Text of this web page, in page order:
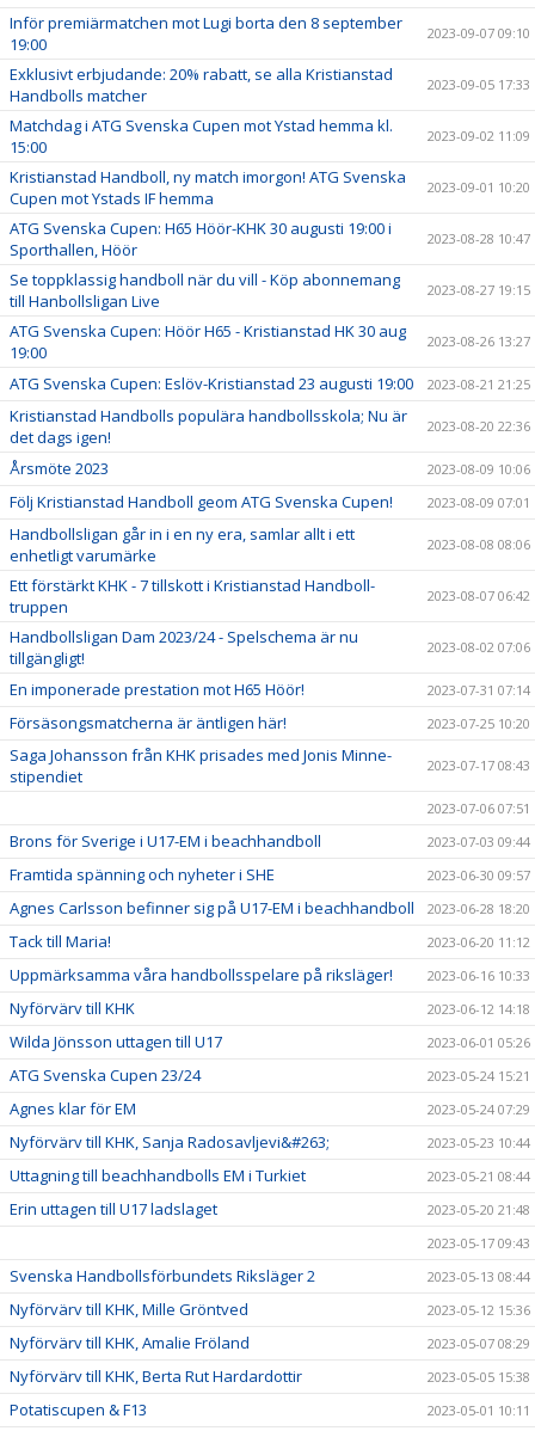
Inför premiärmatchen mot Lugi borta den 8 september
19:00
2023-09-07 09:10
Exklusivt erbjudande: 20% rabatt, se alla Kristianstad
Handbolls matcher
2023-09-05 17:33
Matchdag i ATG Svenska Cupen mot Ystad hemma kl.
15:00
2023-09-02 11:09
Kristianstad Handboll, ny match imorgon! ATG Svenska
Cupen mot Ystads IF hemma
2023-09-01 10:20
ATG Svenska Cupen: H65 Höör-KHK 30 augusti 19:00 i
Sporthallen, Höör
2023-08-28 10:47
Se toppklassig handboll när du vill - Köp abonnemang
till Hanbollsligan Live
2023-08-27 19:15
ATG Svenska Cupen: Höör H65 - Kristianstad HK 30 aug
19:00
2023-08-26 13:27
ATG Svenska Cupen: Eslöv-Kristianstad 23 augusti 19:00 2023-08-21 21:25
Kristianstad Handbolls populära handbollsskola; Nu är
det dags igen!
2023-08-20 22:36
Årsmöte 2023 2023-08-09 10:06
Följ Kristianstad Handboll geom ATG Svenska Cupen! 2023-08-09 07:01
Handbollsligan går in i en ny era, samlar allt i ett
enhetligt varumärke
2023-08-08 08:06
Ett förstärkt KHK - 7 tillskott i Kristianstad Handboll-
truppen
2023-08-07 06:42
Handbollsligan Dam 2023/24 - Spelschema är nu
tillgängligt!
2023-08-02 07:06
En imponerade prestation mot H65 Höör! 2023-07-31 07:14
Försäsongsmatcherna är äntligen här! 2023-07-25 10:20
Saga Johansson från KHK prisades med Jonis Minne-
stipendiet
2023-07-17 08:43
2023-07-06 07:51
Brons för Sverige i U17-EM i beachhandboll 2023-07-03 09:44
Framtida spänning och nyheter i SHE 2023-06-30 09:57
Agnes Carlsson befinner sig på U17-EM i beachhandboll 2023-06-28 18:20
Tack till Maria! 2023-06-20 11:12
Uppmärksamma våra handbollsspelare på riksläger! 2023-06-16 10:33
Nyförvärv till KHK 2023-06-12 14:18
Wilda Jönsson uttagen till U17 2023-06-01 05:26
ATG Svenska Cupen 23/24 2023-05-24 15:21
Agnes klar för EM 2023-05-24 07:29
Nyförvärv till KHK, Sanja Radosavljevi&#263; 2023-05-23 10:44
Uttagning till beachhandbolls EM i Turkiet 2023-05-21 08:44
Erin uttagen till U17 ladslaget
2023-05-20 21:48
2023-05-17 09:43
Svenska Handbollsförbundets Riksläger 2 2023-05-13 08:44
Nyförvärv till KHK, Mille Gröntved 2023-05-12 15:36
Nyförvärv till KHK, Amalie Fröland 2023-05-07 08:29
Nyförvärv till KHK, Berta Rut Hardardottir 2023-05-05 15:38
Potatiscupen & F13 2023-05-01 10:11